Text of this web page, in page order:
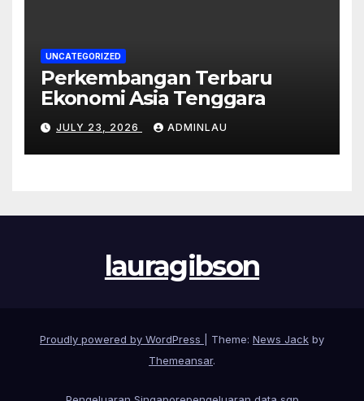
UNCATEGORIZED
Perkembangan Terbaru
Ekonomi Asia Tenggara
JULY 23, 2026 ADMINLAU
lauragibson
Proudly powered by WordPress Theme: News Jack by
Themeansar.